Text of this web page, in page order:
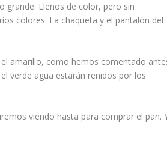
grande. Llenos de color, pero sin
colores. La chaqueta y el pantalón del
amarillo, como hemos comentado
verde agua estarán reñidos por los
viendo hasta para comprar el pan.